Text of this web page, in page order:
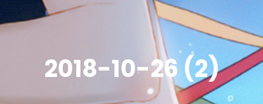
2018-10-26 (2)